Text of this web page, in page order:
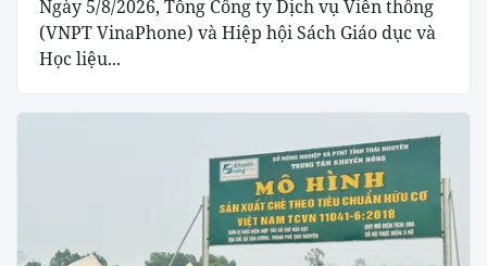
Ngày 5/8/2026, Tổng Công ty Dịch vụ Viễn thông
(VNPT VinaPhone) và Hiệp hội Sách Giáo dục và
Học liệu...